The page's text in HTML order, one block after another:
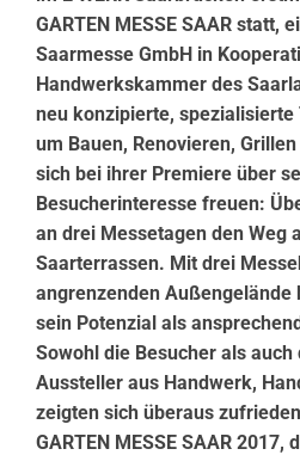
GARTEN MESSE SAAR statt,
Saarmesse GmbH in
Handwerkskammer des
neu konzipierte,
um Bauen, Renovieren,
sich bei ihrer Premiere über
Besucherinteresse freuen:
an drei Messetagen den Weg
Saarterrassen. Mit drei
angrenzenden Außengelände
sein Potenzial als
Sowohl die Besucher als
Aussteller aus Handwerk,
zeigten sich überaus
GARTEN MESSE SAAR 2017,